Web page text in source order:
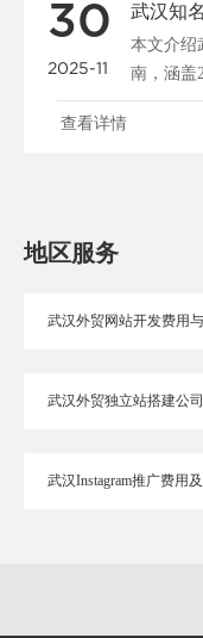
30
2025-11
武汉知
本文介绍
南，涵盖
快车，分
查看详情
地区服务
武汉外贸网站开发费用
武汉外贸独立站搭建公
武汉Instagram推广费用